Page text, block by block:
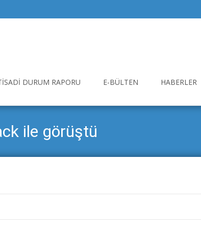
DURUM RAPORU E-BÜLTEN HABERLER
ile görüştü